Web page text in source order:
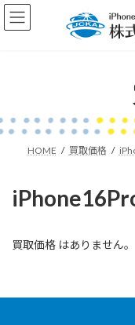
コ
ン
キ
ッ
ナ
ビ
に
移
HOME 買取価格
買取価格 はありません。